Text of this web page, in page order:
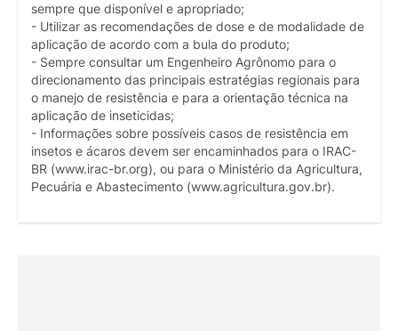
sempre que disponível e apropriado;
- Utilizar as recomendações de dose e de modalidade de
aplicação de acordo com a bula do produto;
- Sempre consultar um Engenheiro Agrônomo para o
direcionamento das principais estratégias regionais para
o manejo de resistência e para a orientação técnica na
aplicação de inseticidas;
- Informações sobre possíveis casos de resistência em
insetos e ácaros devem ser encaminhados para o IRAC-
BR (www.irac-br.org), ou para o Ministério da Agricultura,
Pecuária e Abastecimento (www.agricultura.gov.br).